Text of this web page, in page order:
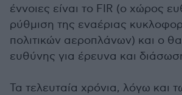
έννοιες είναι το FIR (ο χώρος
ρύθμιση της εναέριας
πολιτικών αεροπλάνων) και ο
ευθύνης για έρευνα και
Τα τελευταία χρόνια, λόγω και